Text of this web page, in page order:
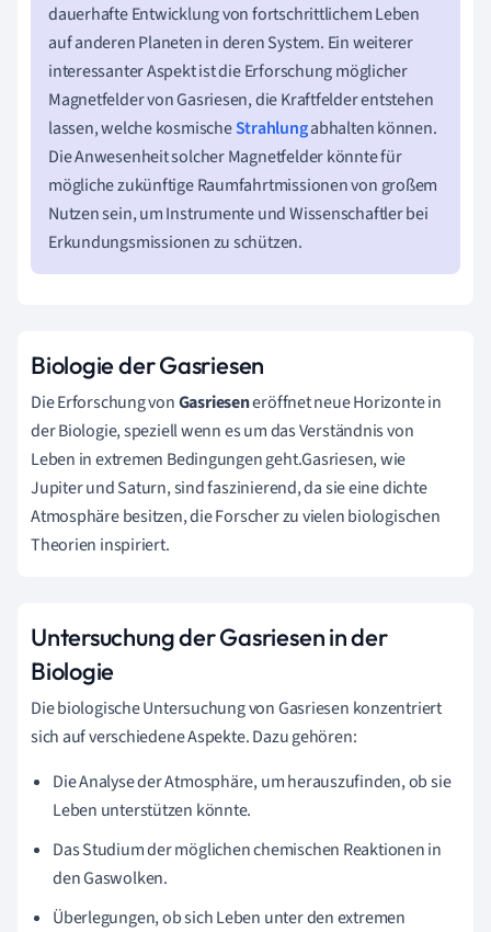
dauerhafte Entwicklung von fortschrittlichem Leben
auf anderen Planeten in deren System. Ein weiterer
interessanter Aspekt ist die Erforschung möglicher
Magnetfelder von Gasriesen, die Kraftfelder entstehen
lassen, welche kosmischeStrahlungabhalten können.
Die Anwesenheit solcher Magnetfelder könnte für
mögliche zukünftige Raumfahrtmissionen von großem
Nutzen sein, um Instrumente und Wissenschaftler bei
Erkundungsmissionen zu schützen.
Biologie der Gasriesen
Die Erforschung vonGasrieseneröffnet neue Horizonte in
der Biologie, speziell wenn es um das Verständnis von
Leben in extremen Bedingungen geht.Gasriesen, wie
Jupiter und Saturn, sind faszinierend, da sie eine dichte
Atmosphäre besitzen, die Forscher zu vielen biologischen
Theorien inspiriert.
Untersuchung der Gasriesen in der
Biologie
Die biologische Untersuchung von Gasriesen konzentriert
sich auf verschiedene Aspekte. Dazu gehören:
Die Analyse der Atmosphäre, um herauszufinden, ob sie
Leben unterstützen könnte.
Das Studium der möglichen chemischen Reaktionen in
den Gaswolken.
Überlegungen, ob sich Leben unter den extremen